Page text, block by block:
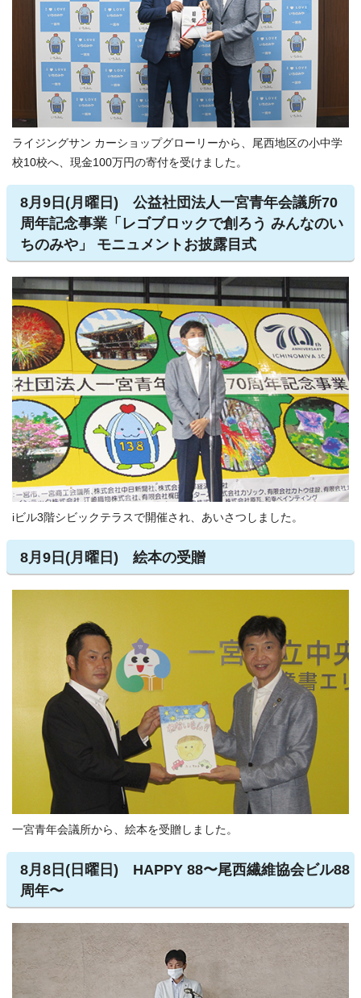
ライジングサン カーショップグローリーから、尾西地区の小中学
校10校へ、現金100万円の寄付を受けました。
8月9日(月曜日) 公益社団法人一宮青年会議所70
周年記念事業「レゴブロックで創ろう みんなのい
ちのみや」 モニュメントお披露目式
iビル3階シビックテラスで開催され、あいさつしました。
8月9日(月曜日) 絵本の受贈
一宮青年会議所から、絵本を受贈しました。
8月8日(日曜日) HAPPY 88〜尾西繊維協会ビル88
周年〜